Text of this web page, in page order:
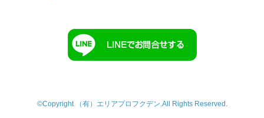
©Copyright （有）エリアプロフクデン.All Rights Reserved.